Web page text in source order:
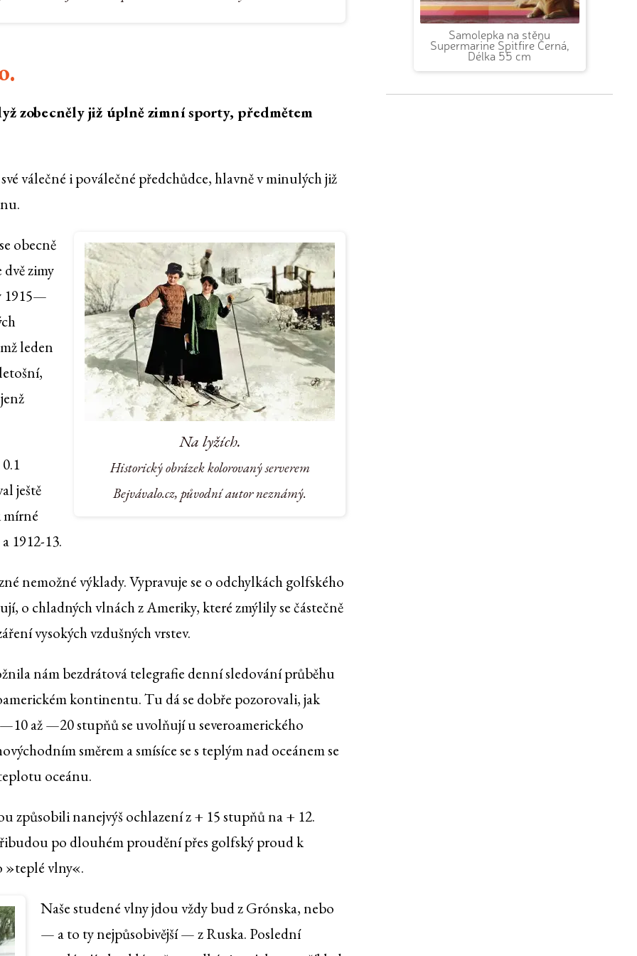
zobecněly již úplně zimní sporty, předmětem
válečné i poválečné předchůdce, hlavně v minulých již
Na lyžích.
Historický obrázek kolorovaný serverem
Bejvávalo.cz, původní autor neznámý.
obecně
zimy
1915—
leden
ještě
mírné
1912-13.
nemožné výklady. Vypravuje se o odchylkách golfského
o chladných vlnách z Ameriky, které zmýlily se částečně
vysokých vzdušných vrstev.
nám bezdrátová telegrafie denní sledování průběhu
kontinentu. Tu dá se dobře pozorovali, jak
až —20 stupňů se uvolňují u severoamerického
směrem a smísíce se s teplým nad oceánem se
oceánu.
nanejvýš ochlazení z + 15 stupňů na + 12.
po dlouhém proudění přes golfský proud k
»teplé vlny«.
Naše studené vlny jdou vždy bud z Grónska, nebo
— a to ty nejpůsobivější — z Ruska. Poslední
Samolepka na stěnu
Supermarine Spitfire Černá,
Délka 55 cm